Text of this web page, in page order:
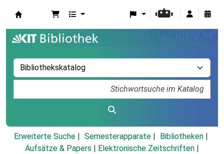
Erweiterte Suche Semesterapparate
Bibliotheken
Aufsätze & Papers
Elektronische Zeitschriften